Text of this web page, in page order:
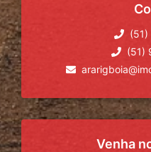
(51)
Venha